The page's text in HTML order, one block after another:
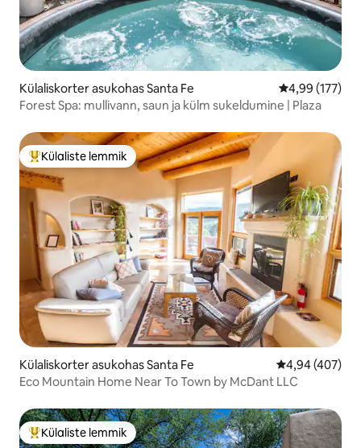
Külaliskorter asukohas Santa Fe Keskmine
4,99 (177)
Forest Spa: mullivann, saun ja külm sukeldumine | Plaza
Külaliste suur lemmik
Külaliste lemmik
Külaliskorter asukohas Santa Fe Keskmine
4,94 (407)
Eco Mountain Home Near To Town by McDant LLC
Külaliste suur lemmik
Külaliste lemmik